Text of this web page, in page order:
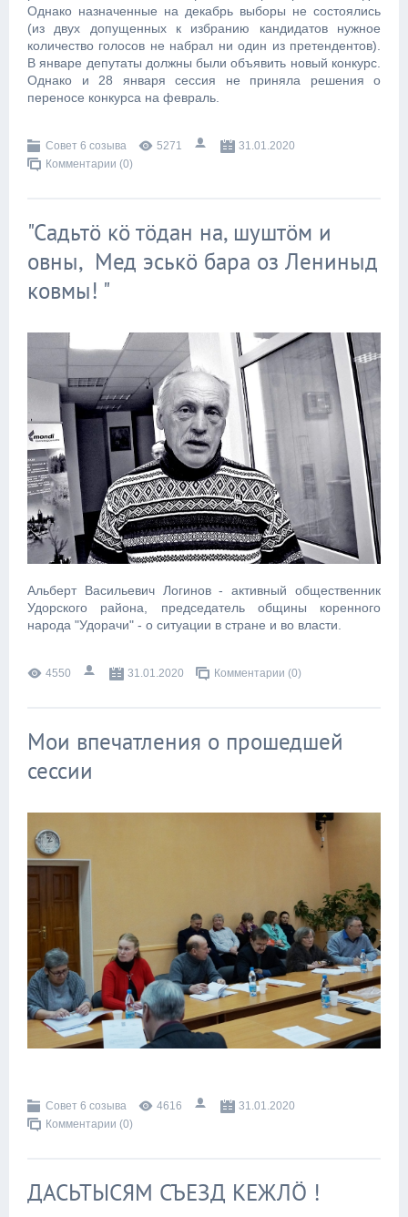
Однако назначенные на декабрь выборы не состоялись
(из двух допущенных к избранию кандидатов нужное
количество голосов не набрал ни один из претендентов).
В январе депутаты должны были объявить новый конкурс.
Однако и 28 января сессия не приняла решения о
переносе конкурса на февраль.
Совет 6 созыва 5271
31.01.2020
Комментарии (0)
"Садьтӧ кӧ тӧдан на, шуштӧм и
овны, Мед эськӧ бара оз Лениныд
ковмы! "
Альберт Васильевич Логинов - активный общественник
Удорского района, председатель общины коренного
народа "Удорачи" - о ситуации в стране и во власти.
4550 31.01.2020 Комментарии (0)
Мои впечатления о прошедшей
сессии
Совет 6 созыва 4616
31.01.2020
Комментарии (0)
ДАСЬТЫСЯМ СЪЕЗД КЕЖЛӦ !